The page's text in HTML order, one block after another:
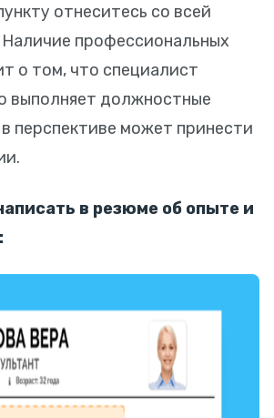
отнеситесь со всей
профессиональных
о том, что специалист
выполняет должностные
перспективе может принести
в резюме об опыте и